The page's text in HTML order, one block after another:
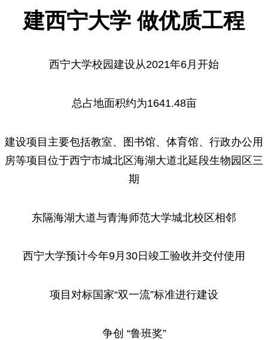
建西宁大学 做优质工程
西宁大学校园建设从2021年6月开始
总占地面积约为1641.48亩
建设项目主要包括教室、图书馆、体育馆、行政办公用
房等项目位于西宁市城北区海湖大道北延段生物园区三
期
东隔海湖大道与青海师范大学城北校区相邻
西宁大学预计今年9月30日竣工验收并交付使用
项目对标国家“双一流”标准进行建设
争创 “鲁班奖”